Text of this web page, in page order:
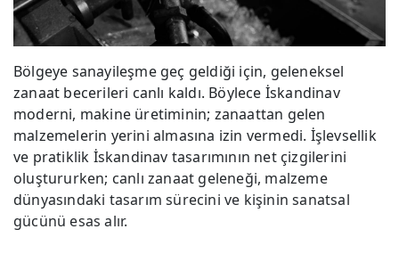
Bölgeye sanayileşme geç geldiği için, geleneksel
zanaat becerileri canlı kaldı. Böylece İskandinav
moderni, makine üretiminin; zanaattan gelen
malzemelerin yerini almasına izin vermedi. İşlevsellik
ve pratiklik İskandinav tasarımının net çizgilerini
oluştururken; canlı zanaat geleneği, malzeme
dünyasındaki tasarım sürecini ve kişinin sanatsal
gücünü esas alır.